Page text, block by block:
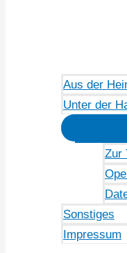
Aus der
Unter der
Zur
Sonstiges
Impressum